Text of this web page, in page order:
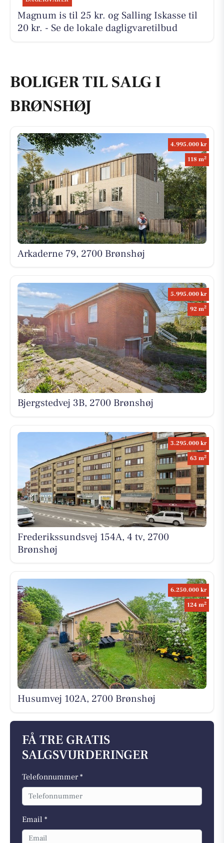
Magnum is til 25 kr. og Salling Iskasse til
20 kr. - Se de lokale dagligvaretilbud
BOLIGER TIL SALG I
BRØNSHØJ
4.995.000 kr
118 m2
Arkaderne 79, 2700 Brønshøj
5.995.000 kr
92 m2
Bjergstedvej 3B, 2700 Brønshøj
3.295.000 kr
63 m2
Frederikssundsvej 154A, 4 tv, 2700
Brønshøj
6.250.000 kr
124 m2
Husumvej 102A, 2700 Brønshøj
FÅ TRE GRATIS
SALGSVURDERINGER
Telefonnummer *
Email *